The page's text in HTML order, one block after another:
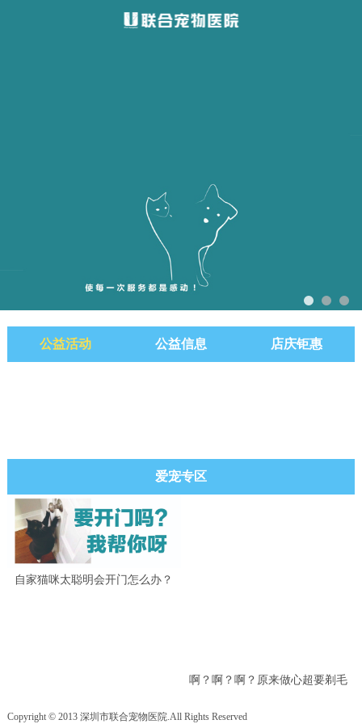
公益活动 公益信息 店庆钜惠
爱宠专区
自家猫咪太聪明会开门怎么办？
啊？啊？啊？原来做心超要剃毛
Copyright © 2013 深圳市联合宠物医院.All Rights Reserved